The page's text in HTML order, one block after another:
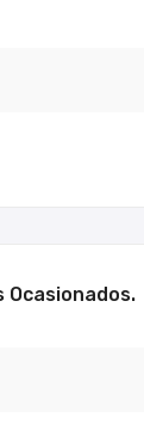
Ocasionados.